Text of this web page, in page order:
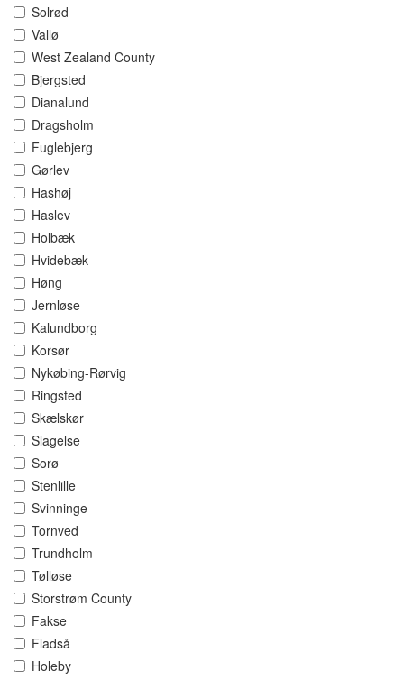
Solrød
Vallø
West Zealand County
Bjergsted
Dianalund
Dragsholm
Fuglebjerg
Gørlev
Hashøj
Haslev
Holbæk
Hvidebæk
Høng
Jernløse
Kalundborg
Korsør
Nykøbing-Rørvig
Ringsted
Skælskør
Slagelse
Sorø
Stenlille
Svinninge
Tornved
Trundholm
Tølløse
Storstrøm County
Fakse
Fladså
Holeby